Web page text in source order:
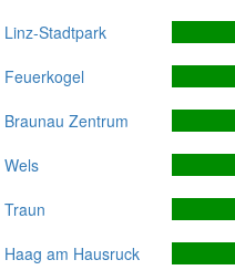
Linz-Stadtpark
Feuerkogel
Braunau Zentrum
Wels
Traun
Haag am Hausruck